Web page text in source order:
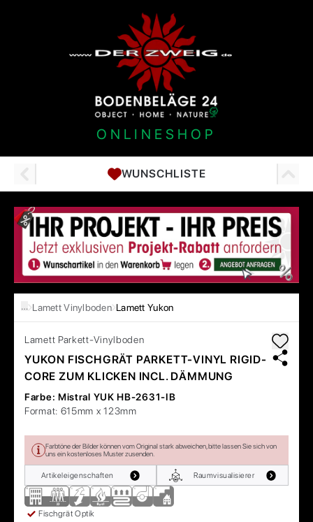
ONLINESHOP
WUNSCHLISTE
… Lamett Vinylboden Lamett Yukon
Lamett Parkett-Vinylboden
YUKON FISCHGRÄT PARKETT-VINYL RIGID-
CORE ZUM KLICKEN INCL. DÄMMUNG
Farbe: Mistral YUK HB-2631-IB
Format: 615mm x 123mm
Farbtöne der Bilder können vom Original stark abweichen, bitte lassen Sie sich von
uns ein kostenloses Muster zusenden.
Artikeleigenschaften Raumvisualisierer
Fischgrät Optik